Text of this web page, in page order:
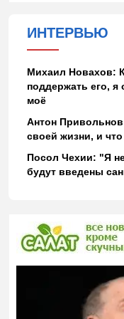
ИНТЕРВЬЮ
Михаил Новахов:
поддержать его, я
моё
Антон Привольнов
своей жизни, и
Посол Чехии: "Я
будут введены